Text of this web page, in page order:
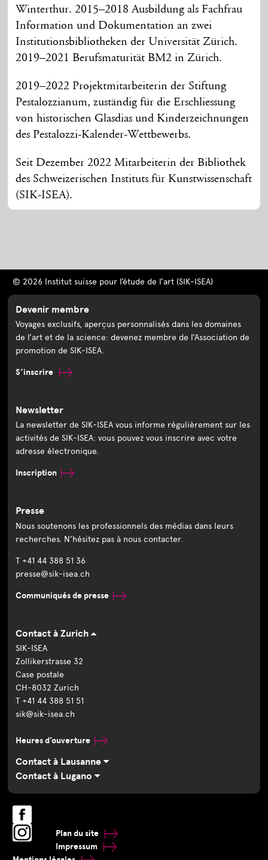
Winterthur. 2015–2018 Ausbildung als Fachfrau
Information und Dokumentation an zwei
Institutionsbibliotheken der Universität Zürich.
2019–2021 Berufsmaturität BM2 in Zürich.
2019–2022 Projektmitarbeiterin der Stiftung
Pestalozzianum, zuständig für die Erschliessung
von historischen Glasdias und Kinderzeichnungen
des Pestalozzi-Kalender-Wettbewerbs.
Seit Dezember 2022 Mitarbeiterin der Bibliothek
des Schweizerischen Instituts für Kunstwissenschaft
(SIK-ISEA).
© 2026 Institut suisse pour l’étude de l’art (SIK-ISEA)
Devenir membre
Voyages exclusifs, aperçus personnalisés dans les domaines
de l’art et de la science: devenez membre de l’Association de
promotion de SIK-ISEA.
S’inscrire
Newsletter
La newsletter de SIK-ISEA vous informe régulièrement sur les
activités de SIK-ISEA: vous pouvez vous inscrire avec votre
adresse électronique.
Inscription
Presse
Nous soutenons les professionnels des médias dans leurs
recherches. N’hésitez pas à nous contacter.
T +41 44 388 51 36
presse@sik-isea.ch
Communiqués de presse
Contact à Zurich
SIK-ISEA
Zollikerstrasse 32
Case postale
CH-8032 Zurich
T +41 44 388 51 51
sik@sik-isea.ch
Heures d’ouverture
Contact à Lausanne
Contact à Lugano
Plan du site
Impressum